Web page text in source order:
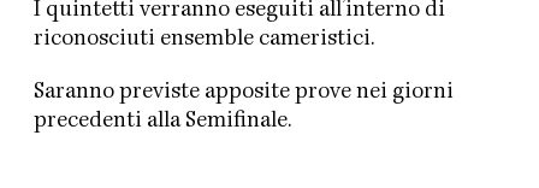
I quintetti verranno eseguiti all’interno di
riconosciuti ensemble cameristici.
Saranno previste apposite prove nei giorni
precedenti alla Semifinale.